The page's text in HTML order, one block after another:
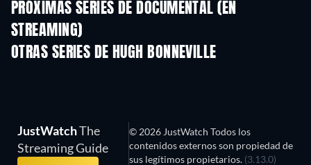
PRÓXIMAS SERIES DE DOCUMENTAL (EN
STREAMING)Temporada 1
OTRAS SERIES DE HUGH BONNEVILLE
TV
JustWatchThe
Streaming Guide
© 2026 JustWatch Todos los
contenidos externos son propiedad de
sus legítimos propietarios. (3.13.0)